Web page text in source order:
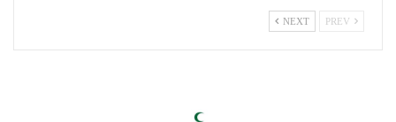
NEXT